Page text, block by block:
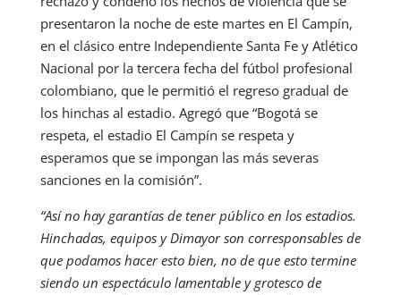
presentaron la noche de este martes en El Campín,
en el clásico entre Independiente Santa Fe y Atlético
Nacional por la tercera fecha del fútbol profesional
colombiano, que le permitió el regreso gradual de
los hinchas al estadio. Agregó que “Bogotá se
respeta, el estadio El Campín se respeta y
esperamos que se impongan las más severas
sanciones en la comisión”.
“Así no hay garantías de tener público en los estadios.
Hinchadas, equipos y Dimayor son corresponsables de
que podamos hacer esto bien, no de que esto termine
siendo un espectáculo lamentable y grotesco de